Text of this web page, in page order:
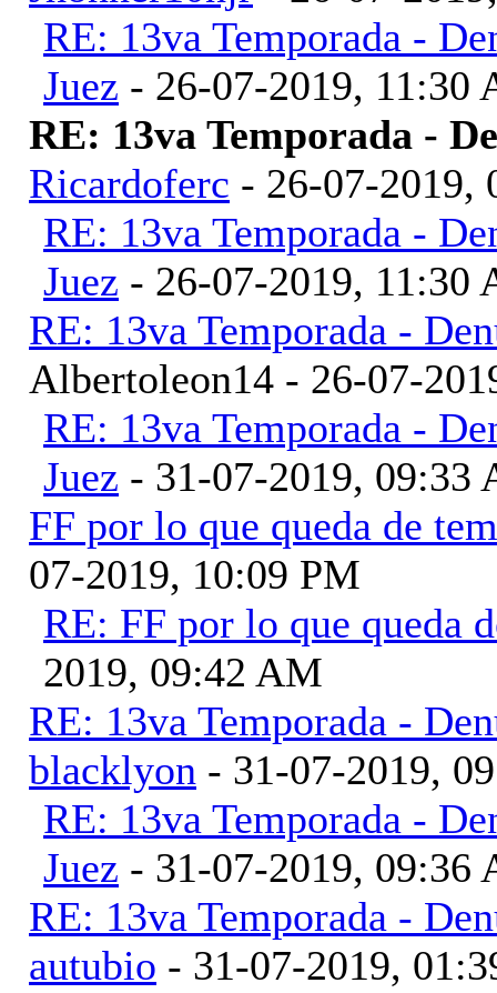
RE: 13va Temporada -
Juez - 26-07-2019, 11:30
RE: 13va Temporada -
Ricardoferc - 26-07-2019,
RE: 13va Temporada -
Juez - 26-07-2019, 11:30
RE: 13va Temporada -
Albertoleon14 - 26-07-
RE: 13va Temporada -
Juez - 31-07-2019, 09:33
FF por lo que queda de
07-2019, 10:09 PM
RE: FF por lo que queda
2019, 09:42 AM
RE: 13va Temporada -
blacklyon - 31-07-2019,
RE: 13va Temporada -
Juez - 31-07-2019, 09:36
RE: 13va Temporada -
autubio - 31-07-2019,